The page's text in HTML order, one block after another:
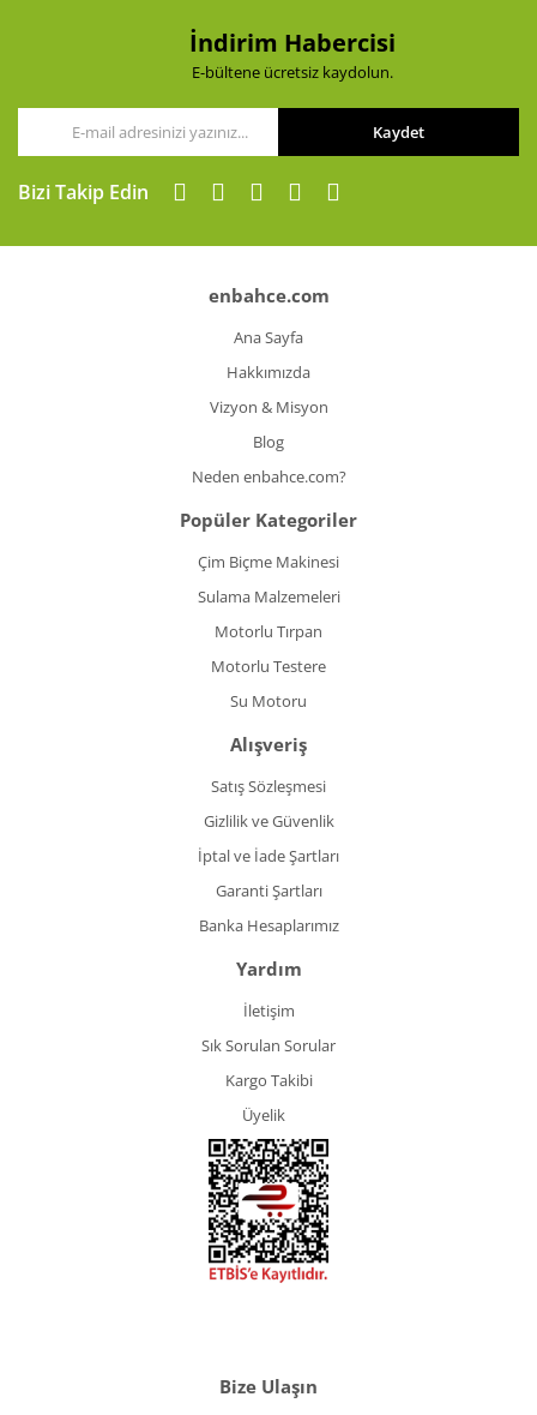
Gönder
İndirim Habercisi
E-bültene ücretsiz kaydolun.
Kaydet
Bizi Takip Edin
enbahce.com
Ana Sayfa
Hakkımızda
Vizyon & Misyon
Blog
Neden enbahce.com?
Popüler Kategoriler
Çim Biçme Makinesi
Sulama Malzemeleri
Motorlu Tırpan
Motorlu Testere
Su Motoru
Alışveriş
Satış Sözleşmesi
Gizlilik ve Güvenlik
İptal ve İade Şartları
Garanti Şartları
Banka Hesaplarımız
Yardım
İletişim
Sık Sorulan Sorular
Kargo Takibi
Üyelik
Bize Ulaşın